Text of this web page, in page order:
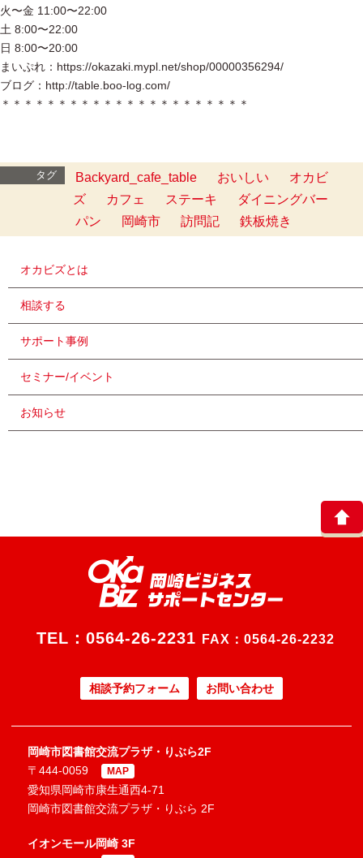
火〜金 11:00〜22:00
土 8:00〜22:00
日 8:00〜20:00
まいぷれ：https://okazaki.mypl.net/shop/00000356294/
ブログ：http://table.boo-log.com/
＊＊＊＊＊＊＊＊＊＊＊＊＊＊＊＊＊＊＊＊＊＊
タグ Backyard_cafe_table おいしい
オカビ
ズ
カフェ ステーキ
ダイニングバー
パン
岡崎市 訪問記 鉄板焼き
オカビズとは
相談する
サポート事例
セミナー/イベント
お知らせ
TEL： 0564-26-2231 FAX：0564-26-2232
相談予約フォーム お問い合わせ
岡崎市図書館交流プラザ・りぶら2F
〒444-0059
MAP
愛知県岡崎市康生通西4-71
岡崎市図書館交流プラザ・りぶら 2F
イオンモール岡崎 3F